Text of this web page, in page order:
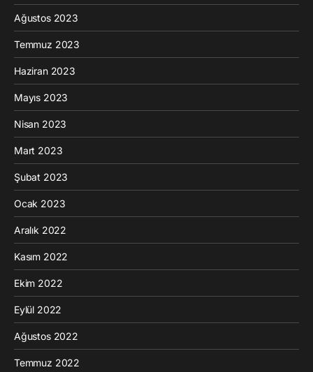
Ağustos 2023
Temmuz 2023
Haziran 2023
Mayıs 2023
Nisan 2023
Mart 2023
Şubat 2023
Ocak 2023
Aralık 2022
Kasım 2022
Ekim 2022
Eylül 2022
Ağustos 2022
Temmuz 2022